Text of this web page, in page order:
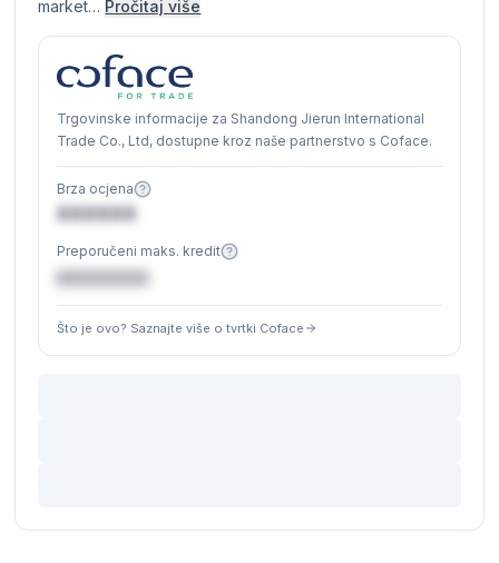
market… Pročitaj više
Trgovinske informacije za Shandong Jierun International
Trade Co., Ltd, dostupne kroz naše partnerstvo s Coface.
Brza ocjena
XXXXXX
Preporučeni maks. kredit
€XXXXXX
Što je ovo? Saznajte više o tvrtki Coface